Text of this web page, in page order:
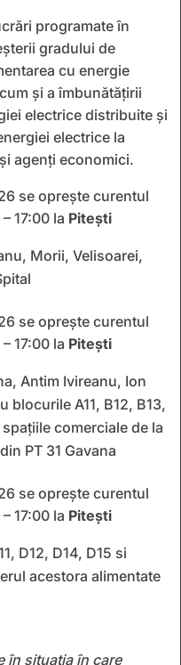
programate în
gradului de
cu energie
și a îmbunătățirii
electrice distribuite și
electrice la
agenți economici.
se oprește curentul
17:00 la Pitești
Morii, Velisoarei,
se oprește curentul
17:00 la Pitești
Antim Ivireanu, Ion
blocurile A11, B12, B13,
spațiile comerciale de la
PT 31 Gavana
se oprește curentul
17:00 la Pitești
D12, D14, D15 si
acestora alimentate
în situația în care